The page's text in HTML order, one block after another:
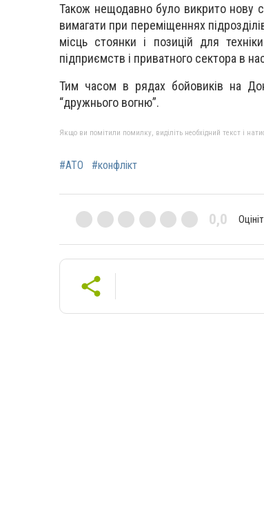
Також нещодавно було викрито нову
вимагати при переміщеннях
місць стоянки і позицій для
підприємств і приватного сектора в
Тим часом в рядах бойовиків на
“дружнього вогню”.
Якщо ви помітили помилку, виділіть необхідний текст і
#АТО #конфлікт
0,0